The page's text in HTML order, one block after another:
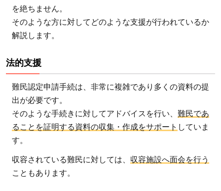
論
が
必
を絶ちません。
そのような方に対してどのような支援が行われているか
解説します。
法的支援
難民認定申請手続は、非常に複雑であり多くの資料の提
出が必要です。
そのような手続きに対してアドバイスを行い、 難民であ
ることを証明する資料の収集・作成をサポート していま
す。
収容されている難民に対しては、 収容施設へ面会を行う
こともあります。